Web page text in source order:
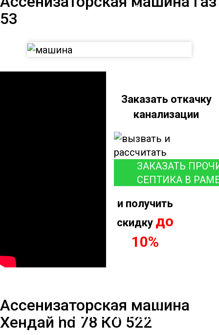
53
машина на базе Газ
Заказать откачку
канализации
ЗАКАЗАТЬ
СЕПТИКА В
и получить
скидку до
10%
Ассенизаторская машина
Хендай hd 78 КО 522
машина Хендай hd